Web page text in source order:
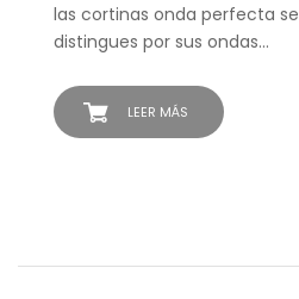
LEER MÁS
las cortinas onda perfecta se
distingues por sus ondas…